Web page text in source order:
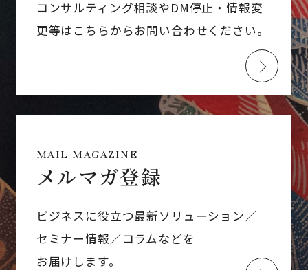
コンサルティング相談やDM停止・情報変
更等はこちらからお問い合わせください。
MAIL MAGAZINE
メルマガ登録
ビジネスに役立つ最新ソリューション／
セミナー情報／コラムなどを
お届けします。